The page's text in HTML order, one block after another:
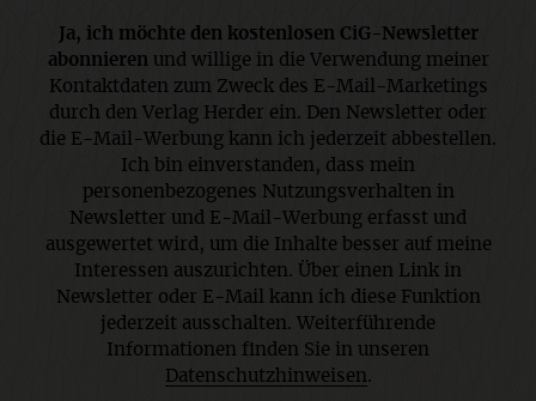
Ja, ich möchte den kostenlosen CiG-Newsletter
abonnieren und willige in die Verwendung meiner
Kontaktdaten zum Zweck des E-Mail-Marketings
durch den Verlag Herder ein. Den Newsletter oder
die E-Mail-Werbung kann ich jederzeit abbestellen.
Ich bin einverstanden, dass mein
personenbezogenes Nutzungsverhalten in
Newsletter und E-Mail-Werbung erfasst und
ausgewertet wird, um die Inhalte besser auf meine
Interessen auszurichten. Über einen Link in
Newsletter oder E-Mail kann ich diese Funktion
jederzeit ausschalten. Weiterführende
Informationen finden Sie in unseren
Datenschutzhinweisen .